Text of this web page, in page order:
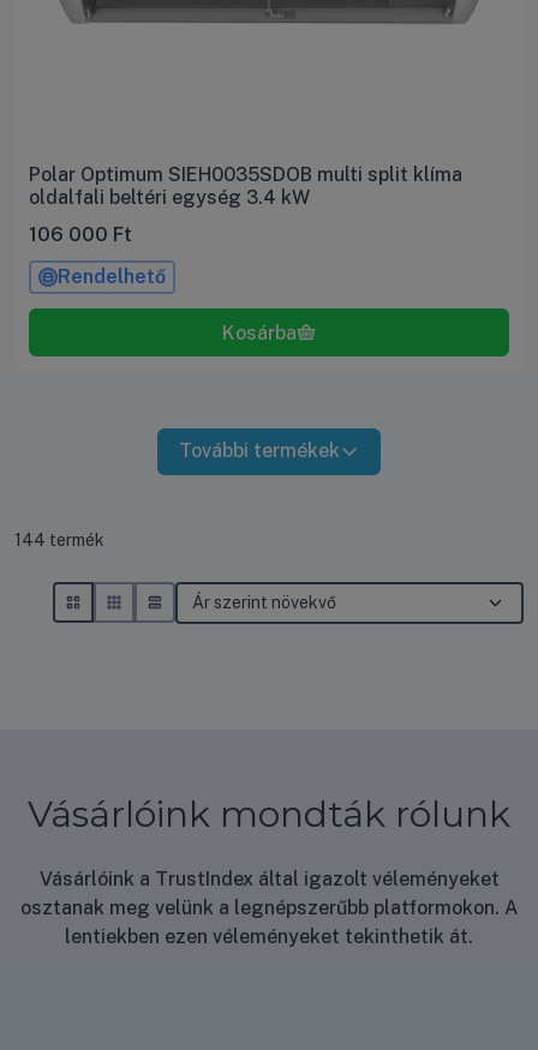
Polar Optimum SIEH0035SDOB multi split klíma
oldalfali beltéri egység 3.4 kW
106 000 Ft
Rendelhető
További termékek
Összes termék a kategóriában
144 termék
Vásárlóink mondták rólunk
Vásárlóink a TrustIndex által igazolt véleményeket
osztanak meg velünk a legnépszerűbb platformokon. A
lentiekben ezen véleményeket tekinthetik át.